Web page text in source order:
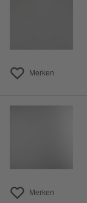
Merken
Merken